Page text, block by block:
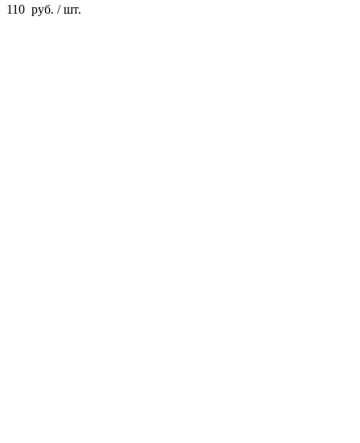
110 руб. / шт.